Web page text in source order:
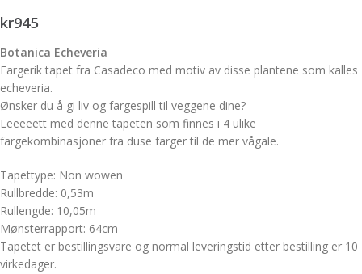
kr945
Botanica Echeveria
Fargerik tapet fra Casadeco med motiv av disse plantene som kalles
echeveria.
Ønsker du å gi liv og fargespill til veggene dine?
Leeeeett med denne tapeten som finnes i 4 ulike
fargekombinasjoner fra duse farger til de mer vågale.
Tapettype: Non wowen
Rullbredde: 0,53m
Rullengde: 10,05m
Mønsterrapport: 64cm
Tapetet er bestillingsvare og normal leveringstid etter bestilling er 10
virkedager.